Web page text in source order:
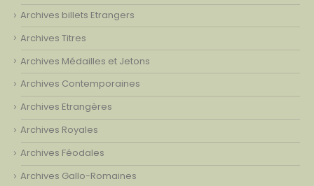
Archives billets Etrangers
Archives Titres
Archives Médailles et Jetons
Archives Contemporaines
Archives Etrangères
Archives Royales
Archives Féodales
Archives Gallo-Romaines